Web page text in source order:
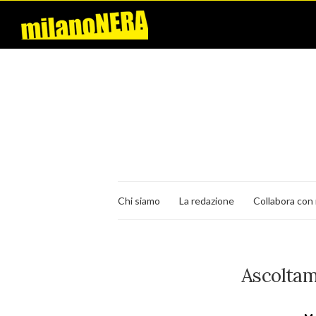
Chi siamo La redazione Collabora con